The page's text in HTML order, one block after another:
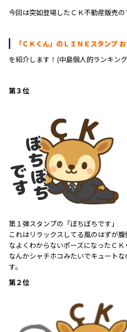
今回は突如登場したＣＫ不動産販売の
「ＣＫくん」のＬＩＮＥスタンプ
を紹介します！(中島個人的ランキング
第３位
第１弾スタンプの「ぼちぼちです」
これはリラックスしてる風のはずが
なよくわからないポーズになったＣＫ
なんかシャチホコみたいでキュート
す。
第２位